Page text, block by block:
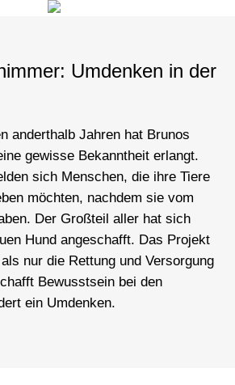
Umdenken in der
anderthalb Jahren hat Brunos
gewisse Bekanntheit erlangt.
sich Menschen, die ihre Tiere
möchten, nachdem sie vom
Der Großteil aller hat sich
Hund angeschafft. Das Projekt
nur die Rettung und Versorgung
Bewusstsein bei den
ein Umdenken.